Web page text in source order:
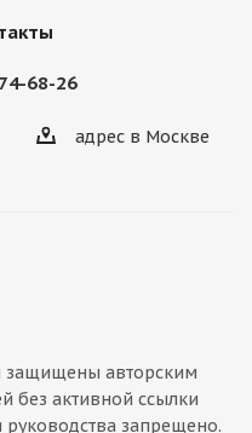
68-26
адрес в Москве
защищены авторским
без активной ссылки
запрещено.